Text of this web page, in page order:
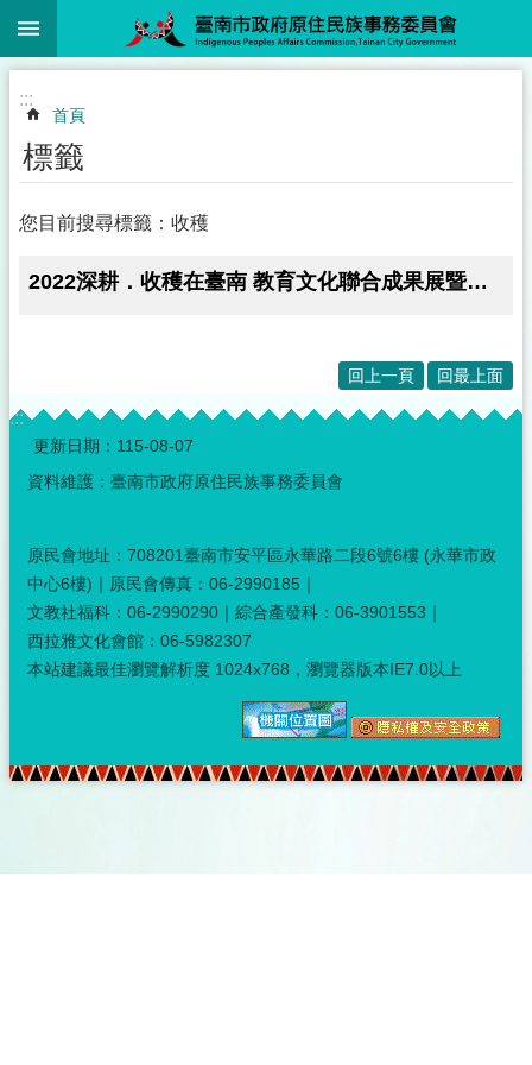
跳到主要內容區塊
:::
首頁
標籤
您目前搜尋標籤：收穫
2022深耕．收穫在臺南 教育文化聯合成果展暨原住民族聖誕點燈
回上一頁 回最上面
:::
更新日期： 115-08-07
資料維護：臺南市政府原住民族事務委員會
原民會地址：708201臺南市安平區永華路二段6號6樓 (永華市政
中心6樓)｜原民會傳真：06-2990185｜
文教社福科：06-2990290｜綜合產發科：06-3901553｜
西拉雅文化會館：06-5982307
本站建議最佳瀏覽解析度 1024x768，瀏覽器版本IE7.0以上